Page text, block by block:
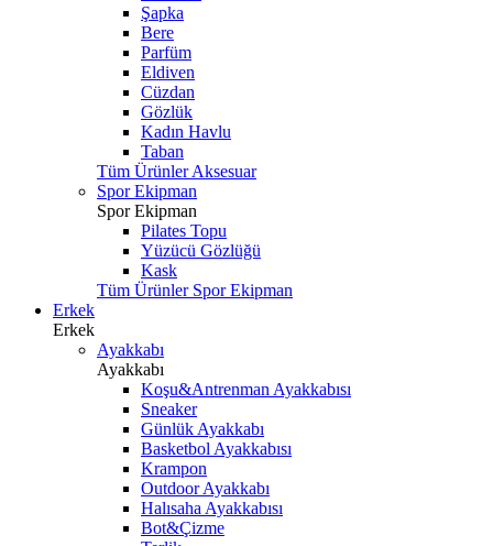
Şapka
Bere
Parfüm
Eldiven
Cüzdan
Gözlük
Kadın Havlu
Taban
Tüm Ürünler Aksesuar
Spor Ekipman
Spor Ekipman
Pilates Topu
Yüzücü Gözlüğü
Kask
Tüm Ürünler Spor Ekipman
Erkek
Erkek
Ayakkabı
Ayakkabı
Koşu&Antrenman Ayakkabısı
Sneaker
Günlük Ayakkabı
Basketbol Ayakkabısı
Krampon
Outdoor Ayakkabı
Halısaha Ayakkabısı
Bot&Çizme